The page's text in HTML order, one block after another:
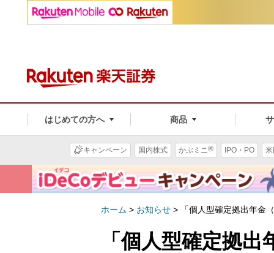
はじめての方へ 商品
キャンペーン 国内株式 かぶミニ® IPO・PO
ホーム > お知らせ > 「個人型確定拠出年金
「個人型確定拠